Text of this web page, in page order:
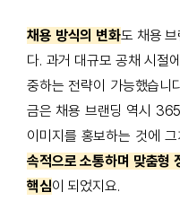
채용 방식의 변화도 채용
다. 과거 대규모 공채 시절
중하는 전략이 가능했습니
금은 채용 브랜딩 역시
이미지를 홍보하는 것에
속적으로 소통하며 맞춤형
핵심이 되었지요.